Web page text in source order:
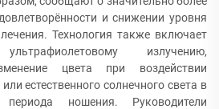
и снижении уровня
Технология также включает
излучению,
цвета при воздействии
естественного солнечного света в
периода ношения. Руководители